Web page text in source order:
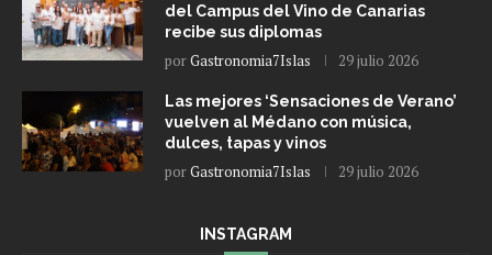
del Campus del Vino de Canarias
recibe sus diplomas
porGastronomia7Islas 29 julio 2026
Las mejores ‘Sensaciones de Verano’
vuelven al Médano con música,
dulces, tapas y vinos
porGastronomia7Islas 29 julio 2026
INSTAGRAM